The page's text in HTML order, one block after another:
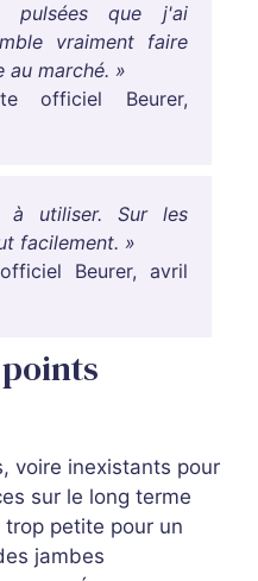
pulsées que j'ai
vraiment faire
marché. »
officiel Beurer,
à utiliser. Sur les
facilement. »
Beurer, avril
voire inexistants pour
sur le long terme
petite pour un
jambes